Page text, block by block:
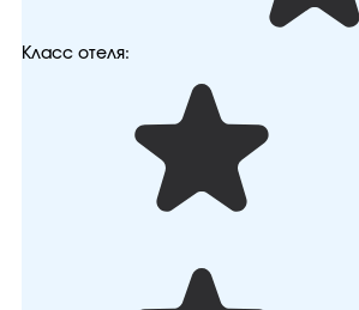
Класс отеля: